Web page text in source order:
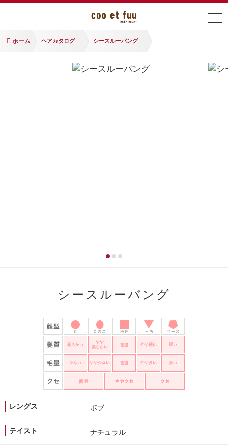
ホーム ヘアカタログ シースルーバング
シースルーバング
レングス ボブ
テイスト ナチュラル